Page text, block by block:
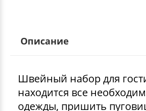
Описание
Швейный набор для
находится все
одежды, пришить